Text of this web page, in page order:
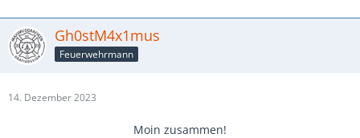
Gh0stM4x1mus
Feuerwehrmann
14. Dezember 2023
Moin zusammen!